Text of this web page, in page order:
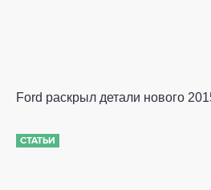
Ford раскрыл детали нового
СТАТЬИ